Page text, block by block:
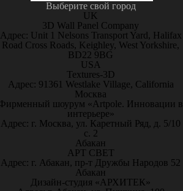
Выберите свой город
UK
3D Wall Panel Company
Адрес: Unit 1 Nelsons Transport Yard, Halifax
Road Cross Roads, Keighley, West Yorkshire,
BD22 9BG
USA
Textures-3D
Адрес: 91361 Westlake Village, California
Москва
шоурум «Artpole. Инновации в
интерьере»
Адрес: г. Москва, ул. Каретный Ряд, д. 5/10
с. 2
Абакан
АРТ СВЕТ
Адрес: г. Абакан, пр-т Дружбы Народов 52
Абакан
Дизайн-студия «АРХИТЕК»